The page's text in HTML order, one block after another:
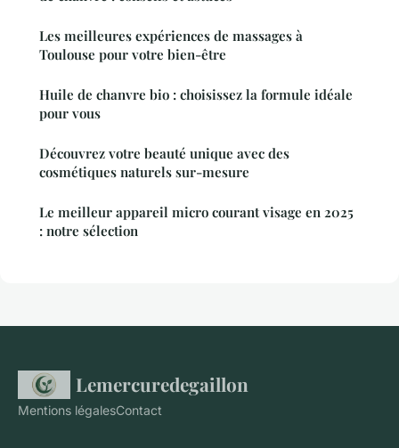
Les meilleures expériences de massages à
Toulouse pour votre bien-être
Huile de chanvre bio : choisissez la formule idéale
pour vous
Découvrez votre beauté unique avec des
cosmétiques naturels sur-mesure
Le meilleur appareil micro courant visage en 2025
: notre sélection
Lemercuredegaillon
Mentions légalesContact